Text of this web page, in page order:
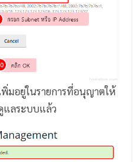
พิ่มอยู่ในรายการที่อนุญาตให้
แลระบบแล้ว